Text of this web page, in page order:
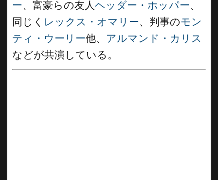
ー、富豪らの友人ヘッダー・ホッパー、
同じく レックス・オマリー、判事のモン
ティ・ウーリー他、 アルマンド・カリス
などが共演している。